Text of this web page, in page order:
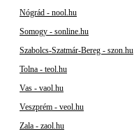
Nógrád - nool.hu
Somogy - sonline.hu
Szabolcs-Szatmár-Bereg - szon.hu
Tolna - teol.hu
Vas - vaol.hu
Veszprém - veol.hu
Zala - zaol.hu